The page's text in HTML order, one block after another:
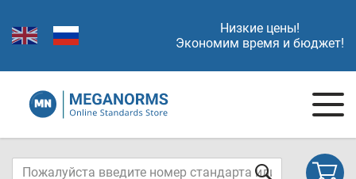
Низкие цены!
Экономим время и бюджет!